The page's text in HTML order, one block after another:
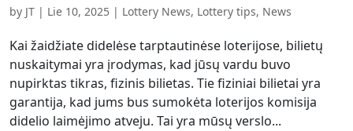
by JT | Lie 10, 2025 | Lottery News, Lottery tips, News
Kai žaidžiate didelėse tarptautinėse loterijose, bilietų
nuskaitymai yra įrodymas, kad jūsų vardu buvo
nupirktas tikras, fizinis bilietas. Tie fiziniai bilietai yra
garantija, kad jums bus sumokėta loterijos komisija
didelio laimėjimo atveju. Tai yra mūsų verslo...